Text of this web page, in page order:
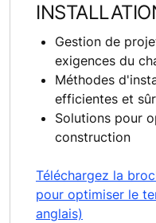
Gestion de
exigences du
Méthodes
efficientes et
Solutions pour
construction
Téléchargez la
pour optimiser le
anglais)